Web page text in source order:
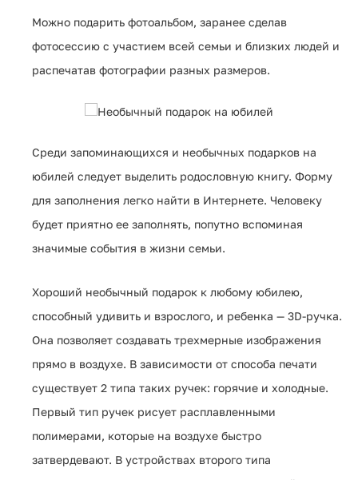
Можно подарить фотоальбом, заранее сделав
фотосессию с участием всей семьи и близких людей и
распечатав фотографии разных размеров.
Среди запоминающихся и необычных подарков на
юбилей следует выделить родословную книгу. Форму
для заполнения легко найти в Интернете. Человеку
будет приятно ее заполнять, попутно вспоминая
значимые события в жизни семьи.
Хороший необычный подарок к любому юбилею,
способный удивить и взрослого, и ребенка — 3D-ручка.
Она позволяет создавать трехмерные изображения
прямо в воздухе. В зависимости от способа печати
существует 2 типа таких ручек: горячие и холодные.
Первый тип ручек рисует расплавленными
полимерами, которые на воздухе быстро
затвердевают. В устройствах второго типа